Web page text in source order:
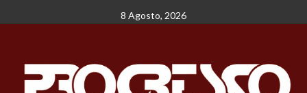
para
8 Agosto, 2026